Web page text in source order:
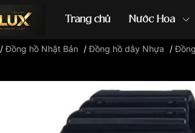
Trang chủ Nước Hoa
Đồng hồ casio đồng
/Đồng hồ Nhật Bản /Đồng hồ dây Nhựa /